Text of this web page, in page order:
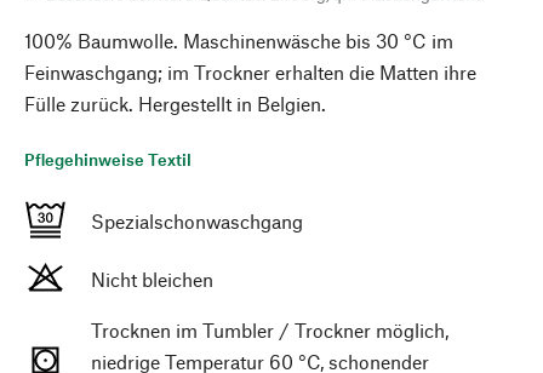
100% Baumwolle. Maschinenwäsche bis 30 °C im
Feinwaschgang; im Trockner erhalten die Matten ihre
Fülle zurück. Hergestellt in Belgien.
Pflegehinweise Textil
Spezialschonwaschgang
Nicht bleichen
Trocknen im Tumbler / Trockner möglich,
niedrige Temperatur 60 °C, schonender